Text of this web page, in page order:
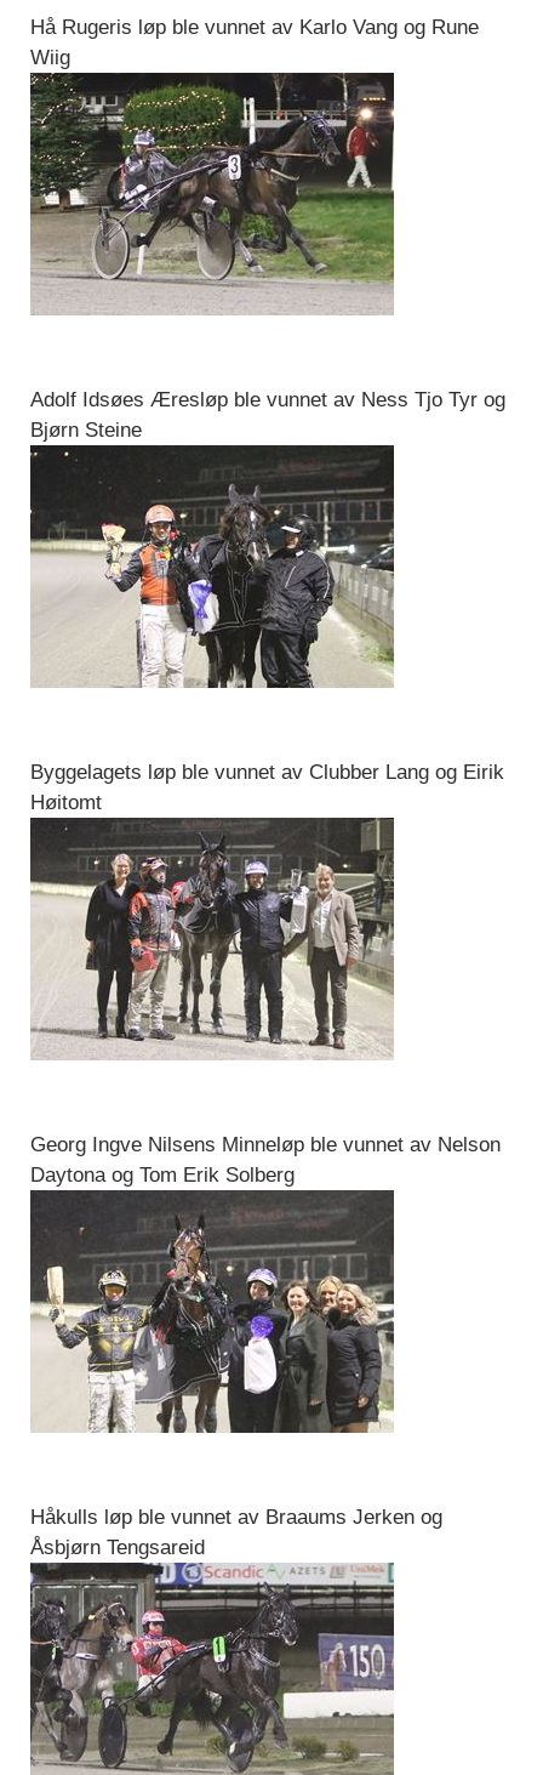
Hå Rugeris løp ble vunnet av Karlo Vang og Rune
Wiig
Adolf Idsøes Æresløp ble vunnet av Ness Tjo Tyr og
Bjørn Steine
Byggelagets løp ble vunnet av Clubber Lang og Eirik
Høitomt
Georg Ingve Nilsens Minneløp ble vunnet av Nelson
Daytona og Tom Erik Solberg
Håkulls løp ble vunnet av Braaums Jerken og
Åsbjørn Tengsareid